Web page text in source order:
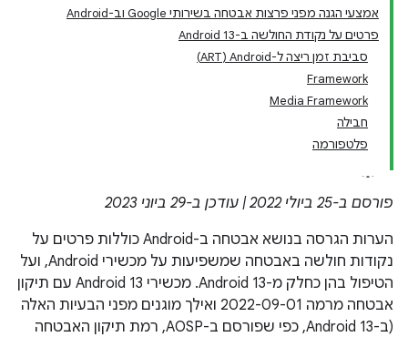
אמצעי הגנה מפני פרצות אבטחה בשירותי Google וב-Android
פרטים על נקודת החולשה ב-Android 13
סביבת זמן ריצה ל-Android‏ (ART)
Framework
Media Framework
חבילה
פלטפורמה
פורסם ב-25 ביולי 2022 | עודכן ב-29 ביוני 2023
הערות הגרסה בנושא אבטחה ב-Android כוללות פרטים על
נקודות חולשה באבטחה שמשפיעות על מכשירי Android, ועל
הטיפול בהן כחלק מ-Android 13. מכשירי Android 13 עם תיקון
אבטחה מרמה 2022-09-01 ואילך מוגנים מפני הבעיות האלה
(ב-Android 13, כפי שפורסם ב-AOSP, רמת תיקון האבטחה